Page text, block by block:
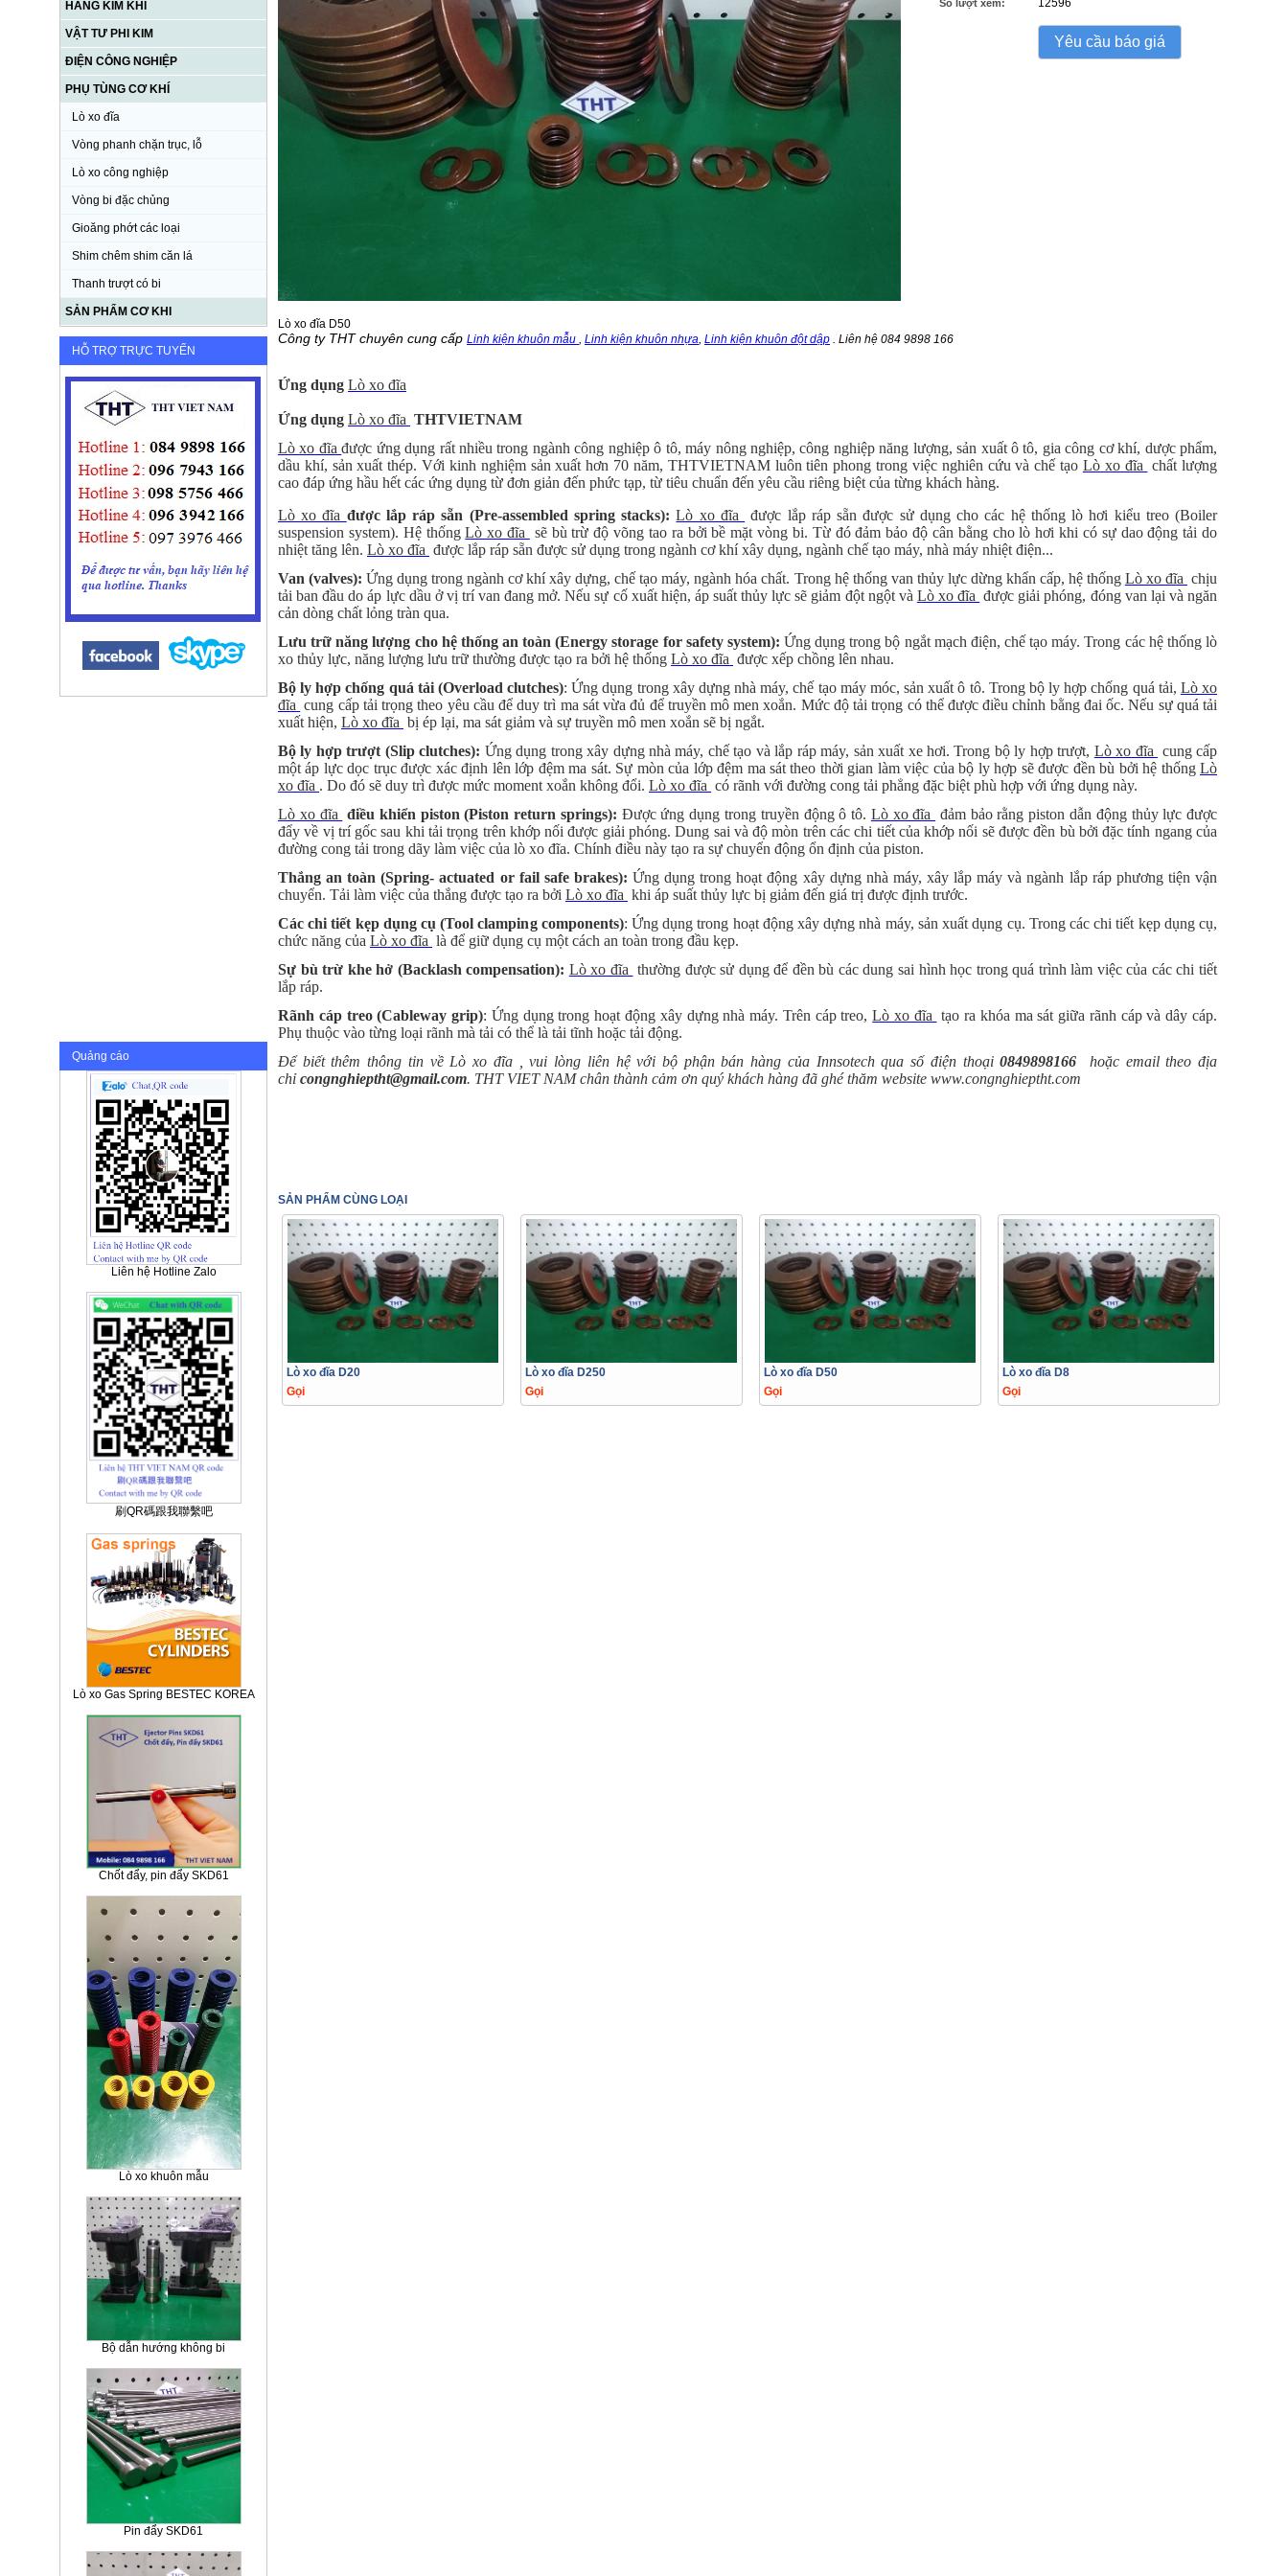
HÀNG KIM KHÍ
VẬT TƯ PHI KIM
ĐIỆN CÔNG NGHIỆP
PHỤ TÙNG CƠ KHÍ
Lò xo đĩa
Vòng phanh chặn trục, lỗ
Lò xo công nghiệp
Vòng bi đặc chủng
Gioăng phớt các loại
Shim chêm shim căn lá
Thanh trượt có bi
SẢN PHẨM CƠ KHI
HỖ TRỢ TRỰC TUYẾN
Quảng cáo
Liên hệ Hotline Zalo
刷QR碼跟我聯繫吧
Lò xo Gas Spring BESTEC KOREA
Chốt đẩy, pin đẩy SKD61
Lò xo khuôn mẫu
Bộ dẫn hướng không bi
Pin đẩy SKD61
Số lượt xem: 12596
Yêu cầu báo giá
Lò xo đĩa D50
Công ty THT chuyên cung cấp Linh kiện khuôn mẫu , Linh kiện khuôn nhựa, Linh kiện khuôn đột dập . Liên hệ 084 9898 166
Ứng dụng Lò xo đĩa
Ứng dụng Lò xo đĩa THTVIETNAM
Lò xo đĩađược ứng dụng rất nhiều trong ngành công nghiệp ô tô, máy nông nghiệp, công nghiệp năng lượng, sản xuất ô tô, gia công cơ khí, dược phẩm,
dầu khí, sản xuất thép. Với kinh nghiệm sản xuất hơn 70 năm, THTVIETNAM luôn tiên phong trong việc nghiên cứu và chế tạo Lò xo đĩa chất lượng
cao đáp ứng hầu hết các ứng dụng từ đơn giản đến phức tạp, từ tiêu chuẩn đến yêu cầu riêng biệt của từng khách hàng.
Lò xo đĩa được lắp ráp sẵn (Pre-assembled spring stacks):Lò xo đĩa
được lắp ráp sẵn được sử dụng cho các hệ thống lò hơi kiểu treo (Boiler
suspension system). Hệ thốngLò xo đĩa
sẽ bù trừ độ võng tao ra bởi bề mặt vòng bi. Từ đó đảm bảo độ cân bằng cho lò hơi khi có sự dao động tải do
nhiệt tăng lên. Lò xo đĩa được lắp ráp sẵn được sử dụng trong ngành cơ khí xây dụng, ngành chế tạo máy, nhà máy nhiệt điện...
Van (valves): Ứng dụng trong ngành cơ khí xây dựng, chế tạo máy, ngành hóa chất. Trong hệ thống van thủy lực dừng khẩn cấp, hệ thống Lò xo đĩa chịu
tải ban đầu do áp lực dầu ở vị trí van đang mở. Nếu sự cố xuất hiện, áp suất thủy lực sẽ giảm đột ngột và Lò xo đĩa được giải phóng, đóng van lại và ngăn
cản dòng chất lỏng tràn qua.
Lưu trữ năng lượng cho hệ thống an toàn (Energy storage for safety system): Ứng dụng trong bộ ngắt mạch điện, chế tạo máy. Trong các hệ thống lò
xo thủy lực, năng lượng lưu trữ thường được tạo ra bởi hệ thống Lò xo đĩa được xếp chồng lên nhau.
Bộ ly hợp chống quá tải (Overload clutches): Ứng dụng trong xây dựng nhà máy, chế tạo máy móc, sản xuất ô tô. Trong bộ ly hợp chống quá tải, Lò xo
đĩa cung cấp tải trọng theo yêu cầu để duy trì ma sát vừa đủ để truyền mô men xoắn. Mức độ tải trọng có thể được điều chỉnh bằng đai ốc. Nếu sự quá tải
xuất hiện, Lò xo đĩa bị ép lại, ma sát giảm và sự truyền mô men xoắn sẽ bị ngắt.
Bộ ly hợp trượt (Slip clutches): Ứng dụng trong xây dựng nhà máy, chế tạo và lắp ráp máy, sản xuất xe hơi. Trong bộ ly hợp trượt, Lò xo đĩa cung cấp
một áp lực dọc trục được xác định lên lớp đệm ma sát. Sự mòn của lớp đệm ma sát theo thời gian làm việc của bộ ly hợp sẽ được đền bù bởi hệ thống Lò
xo đĩa . Do đó sẽ duy trì được mức moment xoắn không đổi. Lò xo đĩa có rãnh với đường cong tải phẳng đặc biệt phù hợp với ứng dụng này.
Lò xo đĩa điều khiển piston (Piston return springs): Được ứng dụng trong truyền động ô tô. Lò xo đĩa
đảm bảo rằng piston dẫn động thủy lực được
đẩy về vị trí gốc sau khi tải trọng trên khớp nối được giải phóng. Dung sai và độ mòn trên các chi tiết của khớp nối sẽ được đền bù bởi đặc tính ngang của
đường cong tải trong dãy làm việc của lò xo đĩa. Chính điều này tạo ra sự chuyển động ổn định của piston.
Thắng an toàn (Spring- actuated or fail safe brakes): Ứng dụng trong hoạt động xây dựng nhà máy, xây lắp máy và ngành lắp ráp phương tiện vận
chuyển. Tải làm việc của thắng được tạo ra bởi Lò xo đĩa khi áp suất thủy lực bị giảm đến giá trị được định trước.
Các chi tiết kẹp dụng cụ (Tool clamping components): Ứng dụng trong hoạt động xây dựng nhà máy, sản xuất dụng cụ. Trong các chi tiết kẹp dụng cụ,
chức năng của Lò xo đĩa là để giữ dụng cụ một cách an toàn trong đầu kẹp.
Sự bù trừ khe hở (Backlash compensation): Lò xo đĩa thường được sử dụng để đền bù các dung sai hình học trong quá trình làm việc của các chi tiết
lắp ráp.
Rãnh cáp treo (Cableway grip): Ứng dụng trong hoạt động xây dựng nhà máy. Trên cáp treo,Lò xo đĩa tạo ra khóa ma sát giữa rãnh cáp và dây cáp.
Phụ thuộc vào từng loại rãnh mà tải có thể là tải tĩnh hoặc tải động.
Để biết thêm thông tin về Lò xo đĩa , vui lòng liên hệ với bộ phận bán hàng của Innsotech qua số điện thoại0849898166
hoặc email theo địa
chỉcongnghieptht@gmail.com. THT VIET NAM chân thành cảm ơn quý khách hàng đã ghé thăm website www.congnghieptht.com
SẢN PHẨM CÙNG LOẠI
Lò xo đĩa D20
Gọi
Lò xo đĩa D250
Gọi
Lò xo đĩa D50
Gọi
Lò xo đĩa D8
Gọi